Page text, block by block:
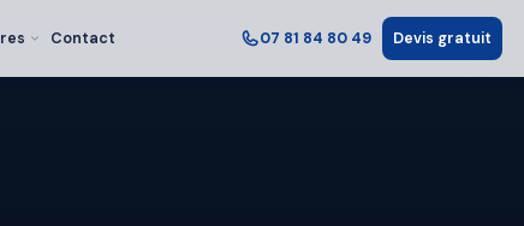
Contact 07 81 84 80 49 Devis gratuit